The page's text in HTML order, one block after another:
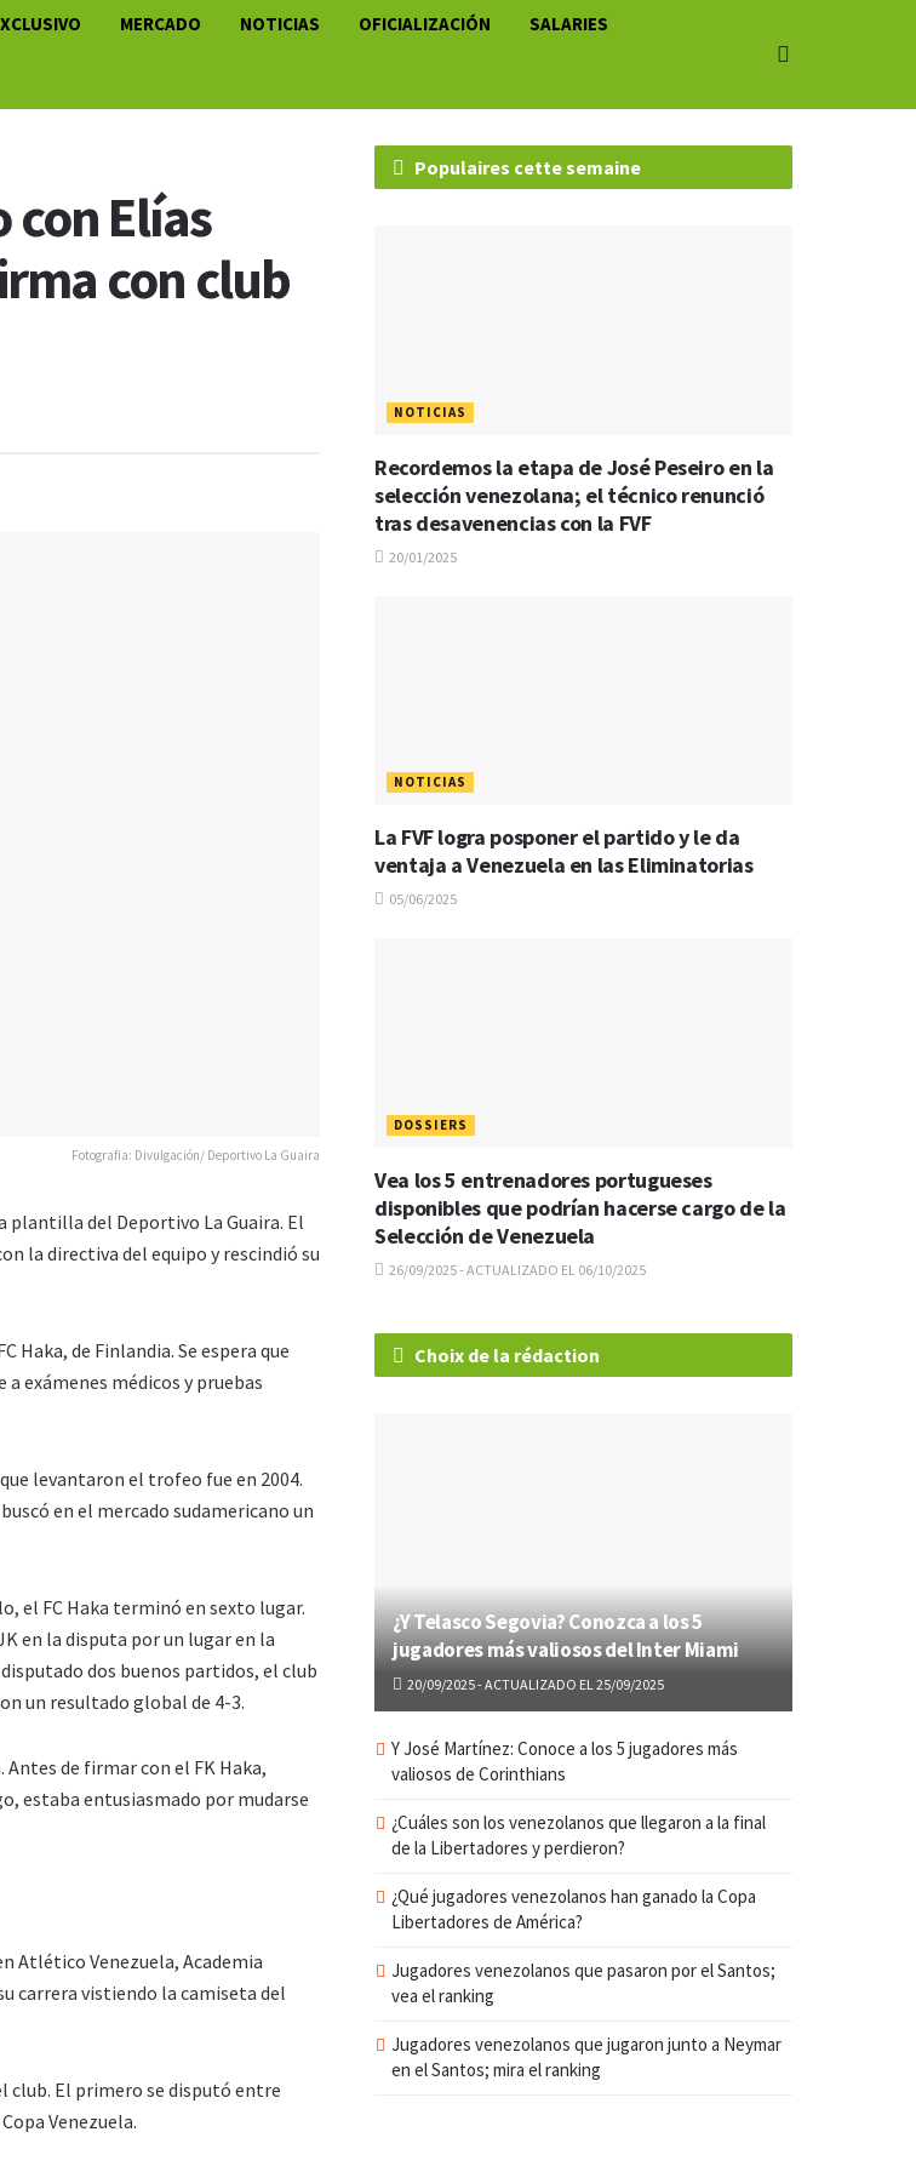
MERCADO NOTICIAS OFICIALIZACIÓN SALARIES
con Elías
con club
Fotografia: Divulgación/ Deportivo La Guaira
plantilla del Deportivo La Guaira. El
la directiva del equipo y rescindió su
Haka, de Finlandia. Se espera que
exámenes médicos y pruebas
levantaron el trofeo fue en 2004.
en el mercado sudamericano un
el FC Haka terminó en sexto lugar.
en la disputa por un lugar en la
dos buenos partidos, el club
un resultado global de 4-3.
de firmar con el FK Haka,
estaba entusiasmado por mudarse
Atlético Venezuela, Academia
carrera vistiendo la camiseta del
club. El primero se disputó entre
Venezuela.
Populaires cette semaine
NOTICIAS
Recordemos la etapa de José Peseiro en la
selección venezolana; el técnico renunció
tras desavenencias con la FVF
20/01/2025
NOTICIAS
La FVF logra posponer el partido y le da
ventaja a Venezuela en las Eliminatorias
05/06/2025
DOSSIERS
Vea los 5 entrenadores portugueses
disponibles que podrían hacerse cargo de la
Selección de Venezuela
26/09/2025 - ACTUALIZADO EL 06/10/2025
Choix de la rédaction
¿Y Telasco Segovia? Conozca a los 5
jugadores más valiosos del Inter Miami
20/09/2025 - ACTUALIZADO EL 25/09/2025
Y José Martínez: Conoce a los 5 jugadores más
valiosos de Corinthians
¿Cuáles son los venezolanos que llegaron a la final
de la Libertadores y perdieron?
¿Qué jugadores venezolanos han ganado la Copa
Libertadores de América?
Jugadores venezolanos que pasaron por el Santos;
vea el ranking
Jugadores venezolanos que jugaron junto a Neymar
en el Santos; mira el ranking